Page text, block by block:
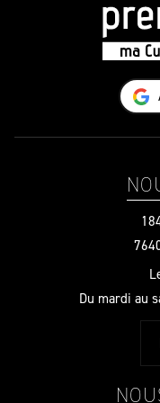
Du mardi au